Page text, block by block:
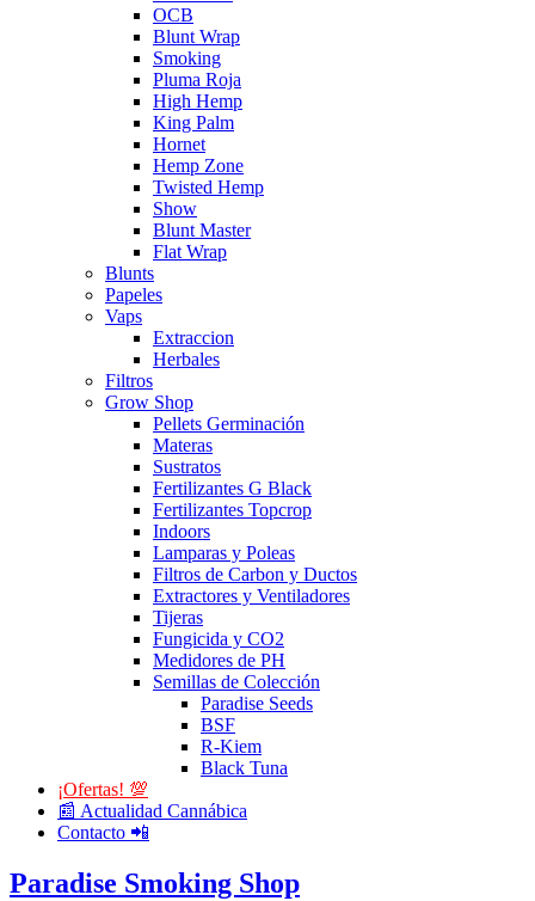
OCB
Blunt Wrap
Smoking
Pluma Roja
High Hemp
King Palm
Hornet
Hemp Zone
Twisted Hemp
Show
Blunt Master
Flat Wrap
Blunts
Papeles
Vaps
Extraccion
Herbales
Filtros
Grow Shop
Pellets Germinación
Materas
Sustratos
Fertilizantes G Black
Fertilizantes Topcrop
Indoors
Lamparas y Poleas
Filtros de Carbon y Ductos
Extractores y Ventiladores
Tijeras
Fungicida y CO2
Medidores de PH
Semillas de Colección
Paradise Seeds
BSF
R-Kiem
Black Tuna
¡Ofertas! 💯
📰 Actualidad Cannábica
Contacto 📲
Paradise Smoking Shop